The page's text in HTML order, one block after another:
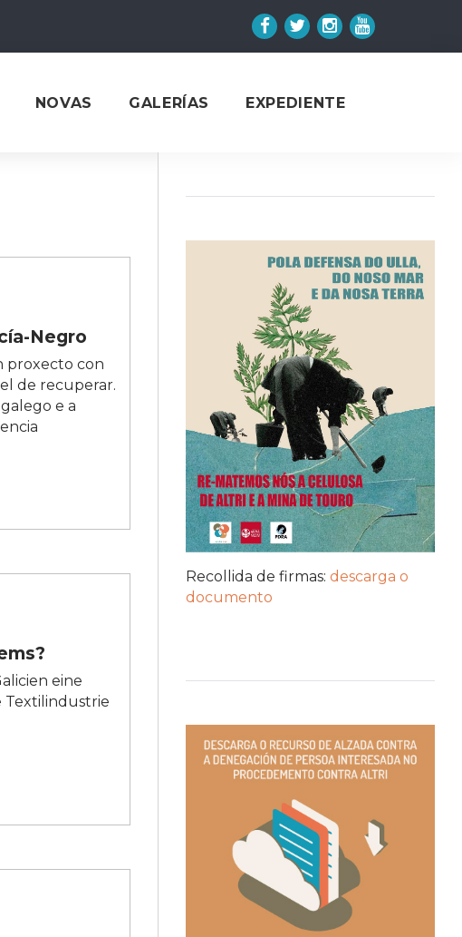
Facebook
TwitterInstagram
YouTube
NOVAS GALERÍAS EXPEDIENTE
Negro
proxecto con
de recuperar.
e a
eine
Textilindustrie
Recollida de firmas: descarga o
documento